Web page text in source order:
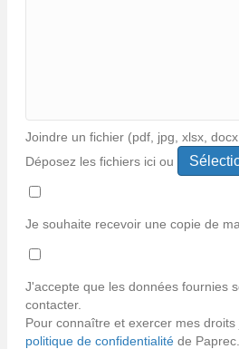
Joindre un fichier (pdf, jpg, xlsx,
Déposez les fichiers ici ou
Types
de
fichiers
pdf,
jpeg,
xlsx,
docx.
Je souhaite recevoir une copie de
J'accepte que les données fournies
contacter.
Pour connaître et exercer mes
politique de confidentialité de